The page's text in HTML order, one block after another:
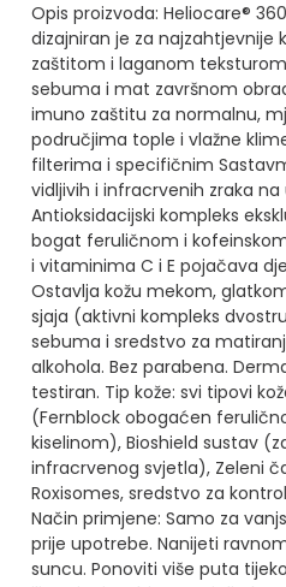
Opis proizvoda: Heliocare®
dizajniran je za najzahtjevnije
zaštitom i laganom
sebuma i mat završnom
imuno zaštitu za normalnu,
područjima tople i vlažne
filterima i specifičnim
vidljivih i infracrvenih zraka
Antioksidacijski kompleks
bogat feruličnom i
i vitaminima C i E pojačava
Ostavlja kožu mekom,
sjaja (aktivni kompleks
sebuma i sredstvo za
alkohola. Bez parabena.
testiran. Tip kože: svi tipovi
(Fernblock obogaćen
kiselinom), Bioshield sustav
infracrvenog svjetla), Zeleni
Roxisomes, sredstvo za
Način primjene: Samo za
prije upotrebe. Nanijeti
suncu. Ponoviti više puta